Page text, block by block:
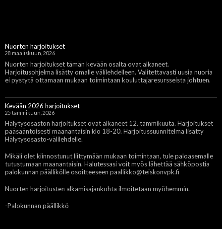
Nuorten harjoitukset
28 maaliskuun, 2026
Nuorten harjoitukset tämän kevään osalta ovat alkaneet.
Harjoitusohjelma lisätty omalle välilehdelleen. Valitettavasti uusia nuoria
ei pystytä ottamaan mukaan toimintaan kouluttajaresursseista johtuen.
Kevään 2026 harjoitukset
25 tammikuun, 2026
Hälytysosaston harjoitukset ovat alkaneet 12. tammikuuta. Harjoitukset
pääsääntöisesti maanantaisin klo 18-20. Harjoitussuunnitelma lisätty
Hälytysosasto-välilehdelle.
Mikäli olet kiinnostunut liittymään mukaan toimintaan, tule paloasemalle
tutustumaan maanantaisin. Halutessasi voit myös lähettää sähköpostia
palokunnan päällikölle osoitteeseen paallikko@teiskonvpk.fi
Nuorten harjoitusten alkamisajankohta ilmoitetaan myöhemmin.
-Palokunnan päällikkö